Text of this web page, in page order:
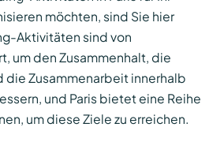
möchten, sind Sie hier
Aktivitäten sind von
um den Zusammenhalt, die
die Zusammenarbeit innerhalb
und Paris bietet eine Reihe
um diese Ziele zu erreichen.